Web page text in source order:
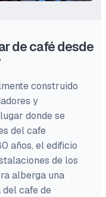
de café desde
construido
y
donde se
del cafe
años, el edificio
de los
alberga una
cafe de